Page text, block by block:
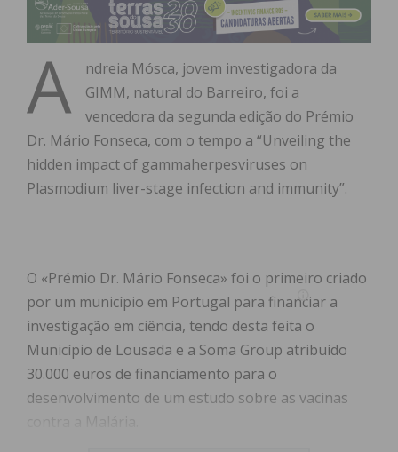
A
ndreia Mósca, jovem investigadora da
GIMM, natural do Barreiro, foi a
vencedora da segunda edição do Prémio
Dr. Mário Fonseca, com o tempo a “Unveiling the
hidden impact of gammaherpesviruses on
Plasmodium liver-stage infection and immunity”.
O «Prémio Dr. Mário Fonseca» foi o primeiro criado
por um município em Portugal para financiar a
investigação em ciência, tendo desta feita o
Município de Lousada e a Soma Group atribuído
30.000 euros de financiamento para o
desenvolvimento de um estudo sobre as vacinas